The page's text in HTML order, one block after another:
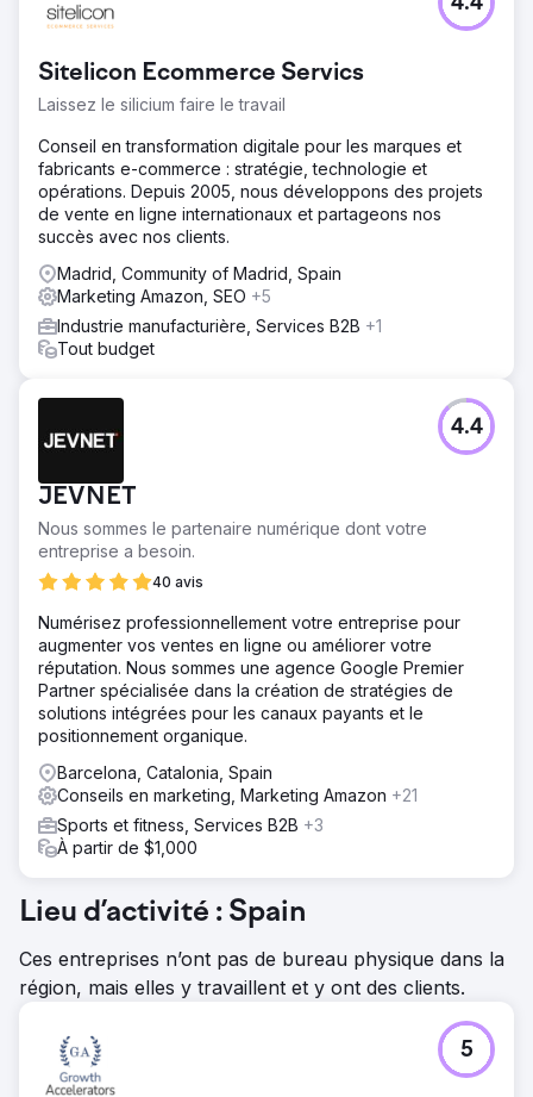
Sitelicon Ecommerce Servics
Laissez le silicium faire le travail
Conseil en transformation digitale pour les marques et
fabricants e-commerce : stratégie, technologie et
opérations. Depuis 2005, nous développons des projets
de vente en ligne internationaux et partageons nos
succès avec nos clients.
Madrid, Community of Madrid, Spain
Marketing Amazon, SEO +5
Industrie manufacturière, Services B2B +1
Tout budget
JEVNET
Nous sommes le partenaire numérique dont votre
entreprise a besoin.
40 avis
4.4
Numérisez professionnellement votre entreprise pour
augmenter vos ventes en ligne ou améliorer votre
réputation. Nous sommes une agence Google Premier
Partner spécialisée dans la création de stratégies de
solutions intégrées pour les canaux payants et le
positionnement organique.
Barcelona, Catalonia, Spain
Conseils en marketing, Marketing Amazon +21
Sports et fitness, Services B2B +3
À partir de $1,000
Lieu d’activité : Spain
Ces entreprises n’ont pas de bureau physique dans la
région, mais elles y travaillent et y ont des clients.
5